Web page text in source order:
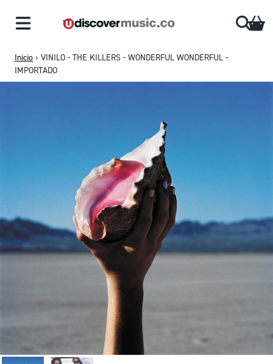
Inicio › VINILO - THE KILLERS - WONDERFUL WONDERFUL -
IMPORTADO